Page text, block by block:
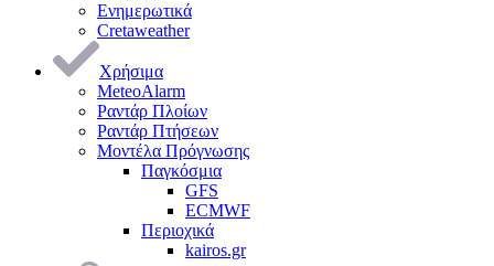
Ενημερωτικά
Cretaweather
Χρήσιμα
MeteoAlarm
Ραντάρ Πλοίων
Ραντάρ Πτήσεων
Μοντέλα Πρόγνωσης
Παγκόσμια
GFS
ECMWF
Περιοχικά
kairos.gr